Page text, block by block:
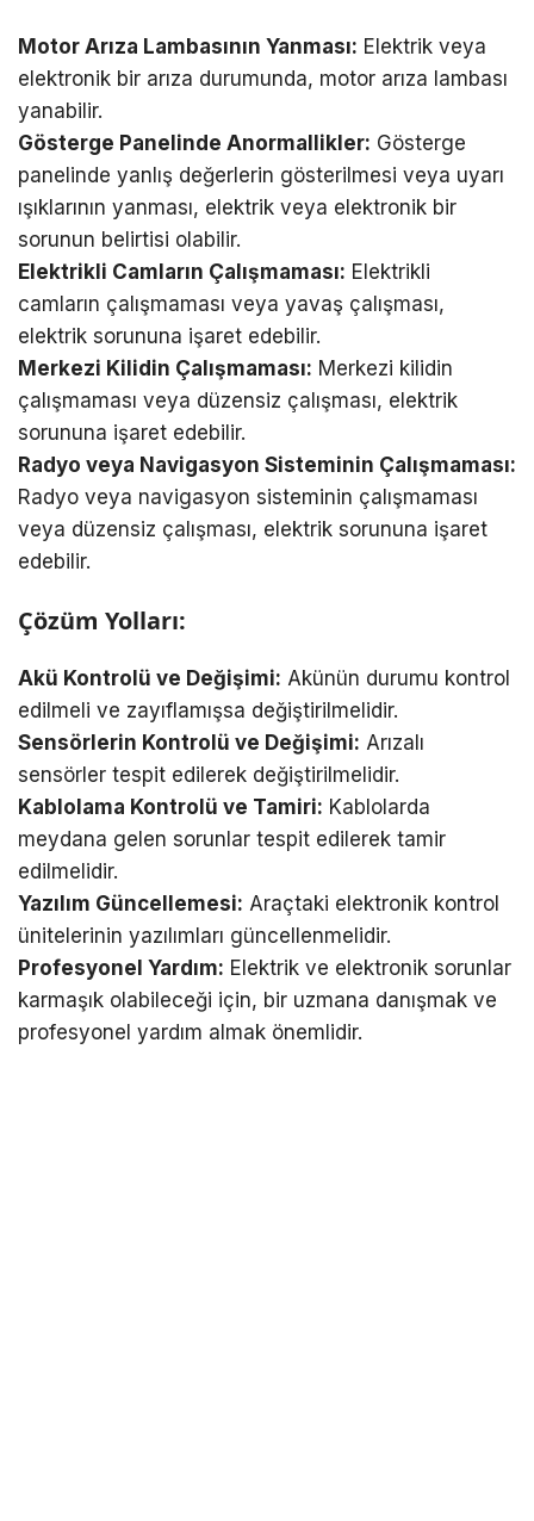
Motor Arıza Lambasının Yanması: Elektrik veya
elektronik bir arıza durumunda, motor arıza lambası
yanabilir.
Gösterge Panelinde Anormallikler: Gösterge
panelinde yanlış değerlerin gösterilmesi veya uyarı
ışıklarının yanması, elektrik veya elektronik bir
sorunun belirtisi olabilir.
Elektrikli Camların Çalışmaması: Elektrikli
camların çalışmaması veya yavaş çalışması,
elektrik sorununa işaret edebilir.
Merkezi Kilidin Çalışmaması: Merkezi kilidin
çalışmaması veya düzensiz çalışması, elektrik
sorununa işaret edebilir.
Radyo veya Navigasyon Sisteminin Çalışmaması:
Radyo veya navigasyon sisteminin çalışmaması
veya düzensiz çalışması, elektrik sorununa işaret
edebilir.
Çözüm Yolları:
Akü Kontrolü ve Değişimi: Akünün durumu kontrol
edilmeli ve zayıflamışsa değiştirilmelidir.
Sensörlerin Kontrolü ve Değişimi: Arızalı
sensörler tespit edilerek değiştirilmelidir.
Kablolama Kontrolü ve Tamiri: Kablolarda
meydana gelen sorunlar tespit edilerek tamir
edilmelidir.
Yazılım Güncellemesi: Araçtaki elektronik kontrol
ünitelerinin yazılımları güncellenmelidir.
Profesyonel Yardım: Elektrik ve elektronik sorunlar
karmaşık olabileceği için, bir uzmana danışmak ve
profesyonel yardım almak önemlidir.